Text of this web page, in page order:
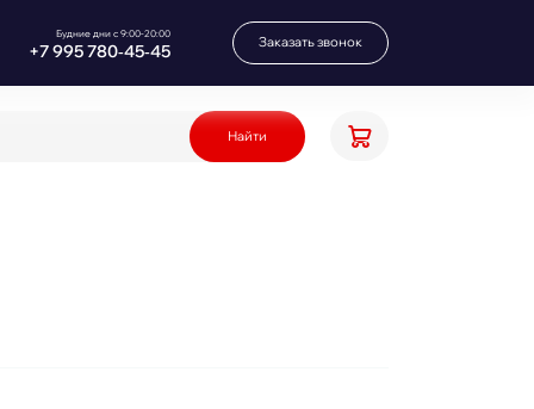
Будние дни с 9:00-20:00
+7 995 780‑45‑45 Заказать звонок
Найти